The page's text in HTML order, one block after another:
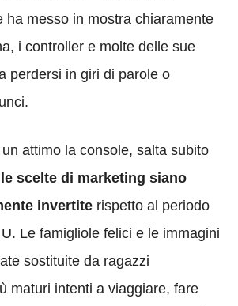
ha messo in mostra chiaramente
i controller e molte delle sue
perdersi in giri di parole o
attimo la console, salta subito
le scelte di marketing siano
invertite rispetto al periodo
U. Le famigliole felici e le immagini
sostituite da ragazzi
maturi intenti a viaggiare, fare